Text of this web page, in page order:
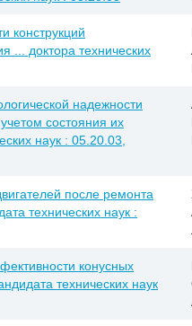
конструкций
... доктора технических
надежности
состояния их
наук : 05.20.03,
после ремонта
технических наук :
конусных
технических наук